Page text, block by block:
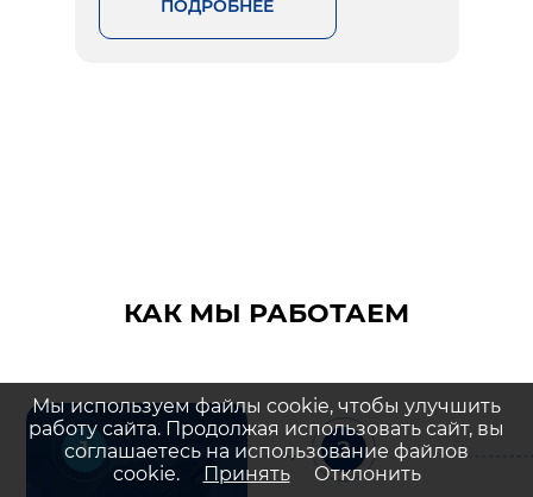
ПОДРОБНЕЕ
КАК МЫ РАБОТАЕМ
1 2
Мы используем файлы cookie, чтобы улучшить
работу сайта. Продолжая использовать сайт, вы
соглашаетесь на использование файлов
cookie.
Принять Отклонить